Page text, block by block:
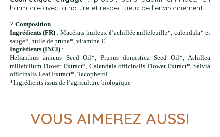
harmonie avec la nature et respectueux de l’environnement.
? Composition
Ingrédients (FR) : Macérats huileux d’achillée millefeuille*, calendula* et
sauge*, huile de prune*, vitamine E.
Ingrédients (INCI) :
Helianthus annuus Seed Oil*, Prunus domestica Seed Oil*, Achillea
millefolium Flower Extract*, Calendula officinalis Flower Extract*, Salvia
officinalis Leaf Extract*, Tocopherol.
*Ingrédients issus de l’agriculture biologique
VOUS AIMEREZ AUSSI